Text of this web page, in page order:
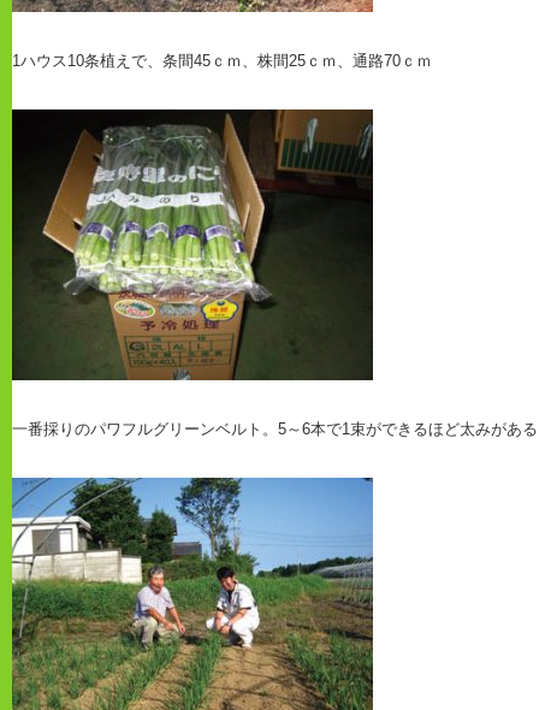
1ハウス10条植えで、条間45ｃｍ、株間25ｃｍ、通路70ｃｍ
一番採りのパワフルグリーンベルト。5～6本で1束ができるほど太みが